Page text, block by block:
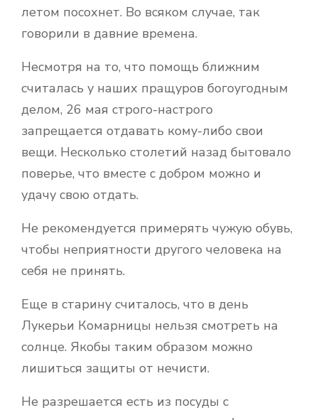
летом посохнет. Во всяком случае, так
говорили в давние времена.
Несмотря на то, что помощь ближним
считалась у наших пращуров богоугодным
делом, 26 мая строго-настрого
запрещается отдавать кому-либо свои
вещи. Несколько столетий назад бытовало
поверье, что вместе с добром можно и
удачу свою отдать.
Не рекомендуется примерять чужую обувь,
чтобы неприятности другого человека на
себя не принять.
Еще в старину считалось, что в день
Лукерьи Комарницы нельзя смотреть на
солнце. Якобы таким образом можно
лишиться защиты от нечисти.
Не разрешается есть из посуды с